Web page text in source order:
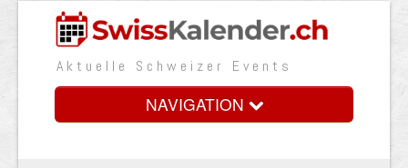
Aktuelle Schweizer Events
NAVIGATION